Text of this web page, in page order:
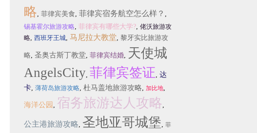
略, 菲律宾美食, 菲律宾宿务航空怎么样？ ,
锡基霍尔旅游攻略, 菲律宾有哪些大学?, 佬沃旅游攻
略, 西班牙王城, 马尼拉大教堂, 黎牙实比旅游攻
略, 圣奥古斯丁教堂, 菲律宾结婚, 天使城
AngelsCity, 菲律宾签证, 达
卡, 薄荷岛旅游攻略, 杜马盖地旅游攻略, 加比地,
海洋公园 , 宿务旅游达人攻略 ,
公主港旅游攻略, 圣地亚哥城堡, 菲